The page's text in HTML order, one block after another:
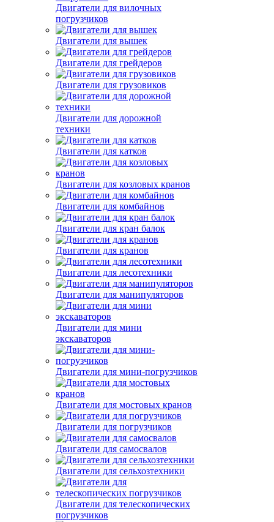
Двигатели для вилочных
погрузчиков
Двигатели для вышек
Двигатели для грейдеров
Двигатели для грузовиков
Двигатели для дорожной
техники
Двигатели для катков
Двигатели для козловых кранов
Двигатели для комбайнов
Двигатели для кран балок
Двигатели для кранов
Двигатели для лесотехники
Двигатели для манипуляторов
Двигатели для мини
экскаваторов
Двигатели для мини-погрузчиков
Двигатели для мостовых кранов
Двигатели для погрузчиков
Двигатели для самосвалов
Двигатели для сельхозтехники
Двигатели для телескопических
погрузчиков